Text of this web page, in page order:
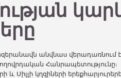
անվնաս վերադառնում է
Հանրապետությունը։
Սիլլի կղզիների